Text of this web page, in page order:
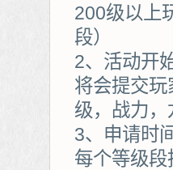
200级以上
段）
2、活动开
将会提交
级，战力
3、申请时
每个等级